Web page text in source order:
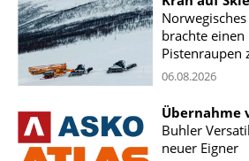
brachte
Pistenraupen
06.08.2026
Übernahme
Buhler
neuer Eigner